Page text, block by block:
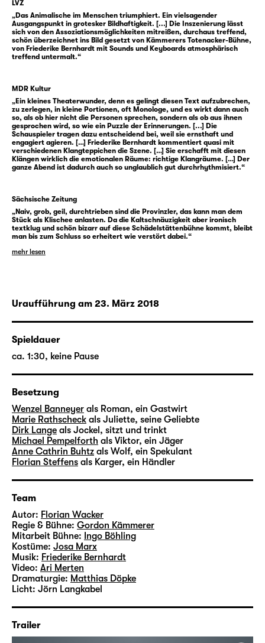
Hotelwirt Roman die Anwesenheit seiner
Geliebten und Angestellten Juliette zum
Leben genug. Für sie will er den Wolf töten,
sollte der sich blicken lassen. Doch Juliettes
Natur. Jockel, der beobachtende Dauergast,
sitzt und trinkt und hätte doch so manche
interessante Geschichte zu erzählen. Denn
der Realismus, auf dessen Fährte der
konkrete Ort und die klare
Figurenkonstellation führen, wird in
„Wolfserwartungsland“ immer wieder
aufgerissen.
Fest steht, dass jenes Hotel schon bessere
Tage gesehen hat – genau wie die Handvoll
Gestrandeter darin. Doch tapfer halten sie
nicht, dass ihre Erwartungen ans Leben sich
niemals erfüllen werden. In diese
Hoffnungsträger zwei Fremde aus der
imaginären weiten Welt. Oder sind es
Geister aus einer verdrängten
Grenzgänger weite Strecken durchwandert,
lässt nicht allzu lange auf sich warten.
Regisseur Gordon Kämmerer brachte vor
Florian Wackers erstem Theaterstück bereits
Nolte Decars „Das Tierreich“ und Ferdinand
Schmalz’ „der herzerlfresser“ am Schauspiel
Leipzig zur Uraufführung.
LVZ
„Das Animalische im Menschen triumphiert. Ein vielsagender
Ausgangspunkt in grotesker Bildhaftigkeit. [...] Die Inszenierung lässt
sich von den Assoziationsmöglichkeiten mitreißen, durchaus treffend,
schön überzeichnet ins Bild gesetzt von Kämmerers Totenacker-Bühne,
von Friederike Bernhardt mit Sounds und Keyboards atmosphärisch
treffend untermalt.“
MDR Kultur
„Ein kleines Theaterwunder, denn es gelingt diesen Text aufzubrechen,
zu zerlegen, in kleine Portionen, oft Monologe, und es wirkt dann auch
so, als ob hier nicht die Personen sprechen, sondern als ob aus ihnen
gesprochen wird, so wie ein Puzzle der Erinnerungen. [...] Die
Schauspieler tragen dazu entscheidend bei, weil sie ernsthaft und
engagiert agieren. […] Friederike Bernhardt kommentiert quasi mit
verschiedenen Klangteppichen die Szene. […] Sie erschafft mit diesen
Klängen wirklich die emotionalen Räume: richtige Klangräume. […] Der
ganze Abend ist dadurch auch so unglaublich gut durchrhythmisiert.“
Sächsische Zeitung
„Naiv, grob, geil, durchtrieben sind die Provinzler, das kann man dem
Stück als Klischee anlasten. Da die Kaltschnäuzigkeit aber ironisch
textklug und schön bizarr auf diese Schädelstättenbühne kommt, bleibt
man bis zum Schluss so erheitert wie verstört dabei.“
mehr lesen
Uraufführung am 23. März 2018
Spieldauer
ca. 1:30, keine Pause
Besetzung
Wenzel Banneyer als Roman, ein Gastwirt
Marie Rathscheck als Juliette, seine Geliebte
Dirk Lange als Jockel, sitzt und trinkt
Michael Pempelforth als Viktor, ein Jäger
Anne Cathrin Buhtz als Wolf, ein Spekulant
Florian Steffens als Karger, ein Händler
Team
Autor: Florian Wacker
Regie & Bühne: Gordon Kämmerer
Mitarbeit Bühne: Ingo Böhling
Kostüme: Josa Marx
Musik: Friederike Bernhardt
Video: Ari Merten
Dramaturgie: Matthias Döpke
Licht: Jörn Langkabel
Trailer